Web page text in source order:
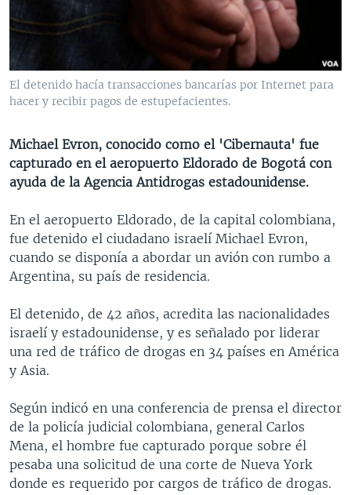
VENEZUELA
NICARAGUA
ECONOMÍA
TECNOLOGÍA
DEPORTES
MULTIMEDIA
FOTOGRAFÍA
AUDIOS
EL MUNDO AL DÍA
FORO INTERAMERICANO
LAS CLAVES
PANORAMA
RADIO
AVANCE INFORMATIVO
BUENOS DÍAS AMÉRICA
ESTADOS UNIDOS AL DÍA
FORO [RADIO]
DEPORTIVO INTERNACIONAL
ENTRETENIMIENTO
DIRECT
Learning English
Idiomas
El detenido hacía transacciones bancarías por Internet para
hacer y recibir pagos de estupefacientes.
Michael Evron, conocido como el 'Cibernauta' fue
capturado en el aeropuerto Eldorado de Bogotá con
ayuda de la Agencia Antidrogas estadounidense.
En el aeropuerto Eldorado, de la capital colombiana,
fue detenido el ciudadano israelí Michael Evron,
cuando se disponía a abordar un avión con rumbo a
Argentina, su país de residencia.
El detenido, de 42 años, acredita las nacionalidades
israelí y estadounidense, y es señalado por liderar
una red de tráfico de drogas en 34 países en América
y Asia.
Según indicó en una conferencia de prensa el director
de la policía judicial colombiana, general Carlos
Mena, el hombre fue capturado porque sobre él
pesaba una solicitud de una corte de Nueva York
donde es requerido por cargos de tráfico de drogas.